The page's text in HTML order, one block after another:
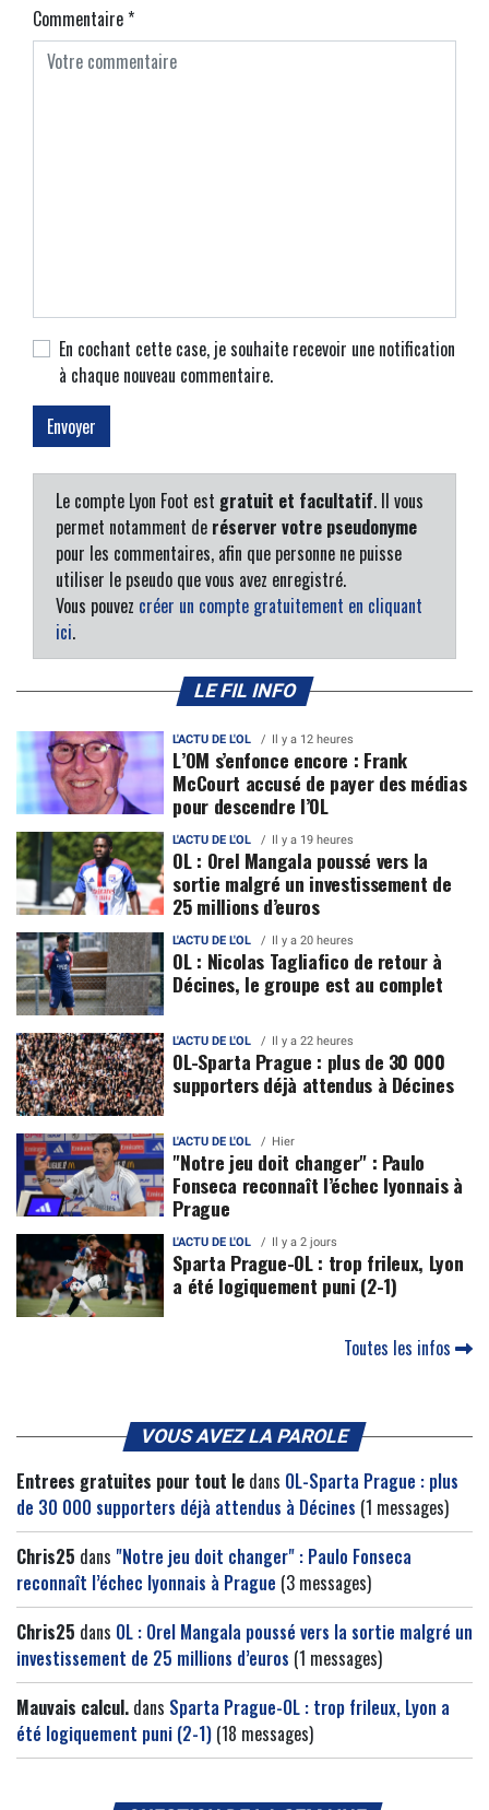
Commentaire*
En cochant cette case, je souhaite recevoir une notification
à chaque nouveau commentaire.
Le compte Lyon Foot est gratuit et facultatif. Il vous
permet notamment de réserver votre pseudonyme
pour les commentaires, afin que personne ne puisse
utiliser le pseudo que vous avez enregistré.
Vous pouvez créer un compte gratuitement en cliquant
ici.
LE FIL INFO
L'ACTU DE L'OL Il y a 12 heures
L’OM s’enfonce encore : Frank
McCourt accusé de payer des médias
pour descendre l’OL
L'ACTU DE L'OL Il y a 19 heures
OL : Orel Mangala poussé vers la
sortie malgré un investissement de
25 millions d’euros
L'ACTU DE L'OL Il y a 20 heures
OL : Nicolas Tagliafico de retour à
Décines, le groupe est au complet
L'ACTU DE L'OL Il y a 22 heures
OL-Sparta Prague : plus de 30 000
supporters déjà attendus à Décines
L'ACTU DE L'OL Hier
"Notre jeu doit changer" : Paulo
Fonseca reconnaît l’échec lyonnais à
Prague
L'ACTU DE L'OL Il y a 2 jours
Sparta Prague-OL : trop frileux, Lyon
a été logiquement puni (2-1)
Toutes les infos
VOUS AVEZ LA PAROLE
Entrees gratuites pour tout le dans OL-Sparta Prague : plus
de 30 000 supporters déjà attendus à Décines (1 messages)
Chris25 dans "Notre jeu doit changer" : Paulo Fonseca
reconnaît l’échec lyonnais à Prague (3 messages)
Chris25 dans OL : Orel Mangala poussé vers la sortie malgré un
investissement de 25 millions d’euros (1 messages)
Mauvais calcul. dans Sparta Prague-OL : trop frileux, Lyon a
été logiquement puni (2-1) (18 messages)